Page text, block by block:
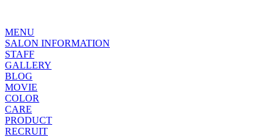
MENU
SALON INFORMATION
STAFF
GALLERY
BLOG
MOVIE
COLOR
CARE
PRODUCT
RECRUIT